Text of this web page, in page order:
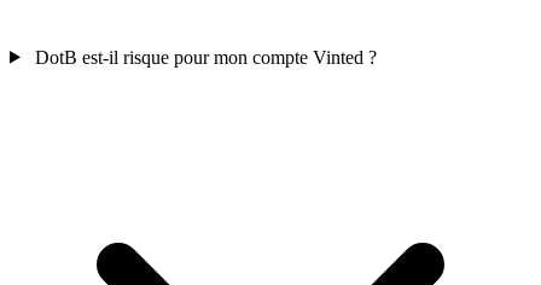
DotB est-il risque pour mon compte Vinted ?